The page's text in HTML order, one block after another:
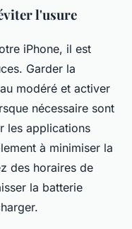
l'usure
iPhone, il est
Garder la
modéré et activer
nécessaire sont
les applications
à minimiser la
des horaires de
la batterie